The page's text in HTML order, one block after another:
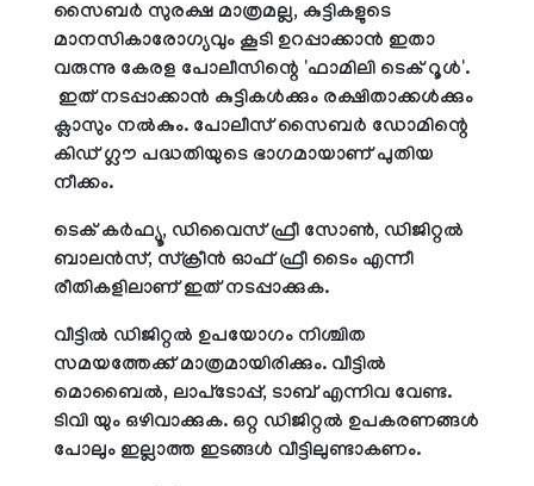
സൈബര്‍ സുരക്ഷ മാത്രമല്ല, കുട്ടികളുടെ
മാനസികാരോഗ്യവും കൂടി ഉറപ്പാക്കാന്‍ ഇതാ
വരുന്നു കേരള പോലീസിന്റെ 'ഫാമിലി ടെക് റൂള്‍'.
ഇത് നടപ്പാക്കാന്‍ കുട്ടികള്‍ക്കും രക്ഷിതാക്കള്‍ക്കും
ക്ലാസും നല്‍കും. പോലീസ് സൈബര്‍ ഡോമിന്റെ
കിഡ് ഗ്ലൗ പദ്ധതിയുടെ ഭാഗമായാണ് പുതിയ
നീക്കം.
ടെക് കര്‍ഫ്യൂ, ഡിവൈസ് ഫ്രീ സോണ്‍, ഡിജിറ്റല്‍
ബാലന്‍സ്, സ്‌ക്രീന്‍ ഓഫ് ഫ്രീ ടൈം എന്നീ
രീതികളിലാണ് ഇത് നടപ്പാക്കുക.
വീട്ടില്‍ ഡിജിറ്റല്‍ ഉപയോഗം നിശ്ചിത
സമയത്തേക്ക് മാത്രമായിരിക്കും. വീട്ടില്‍
മൊബൈല്‍, ലാപ്‌ടോപ്പ്, ടാബ് എന്നിവ വേണ്ട.
ടിവി യും ഒഴിവാക്കുക. ഒറ്റ ഡിജിറ്റല്‍ ഉപകരണങ്ങള്‍
പോലും ഇല്ലാത്ത ഇടങ്ങള്‍ വീട്ടിലുണ്ടാകണം.